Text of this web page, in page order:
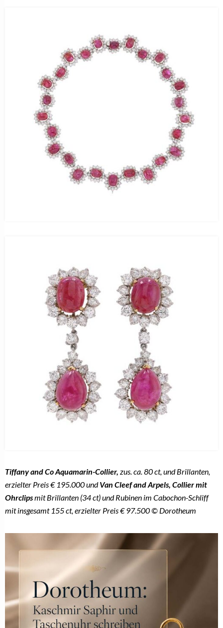
Tiffany and Co Aquamarin-Collier, zus. ca. 80 ct, und Brillanten,
erzielter Preis € 195.000 undVan Cleef and Arpels, Collier mit
Ohrclipsmit Brillanten (34 ct) und Rubinen im Cabochon-Schliff
mit insgesamt 155 ct, erzielter Preis € 97.500 © Dorotheum